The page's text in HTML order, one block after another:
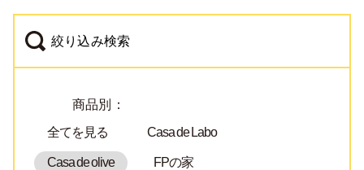
絞り込み検索
商品別：
全てを見る
Casa de Labo
Casa de olive FPの家